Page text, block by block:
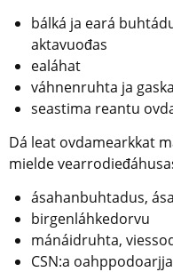
bálká ja eará
aktavuođas
ealáhat
váhnenruhta ja
seastima reantu
Dá leat ovdamearkkat
mielde
ásahanbuhtadus,
birgenláhkedorvu
mánáidruhta,
CSN:a oahppodoarjja